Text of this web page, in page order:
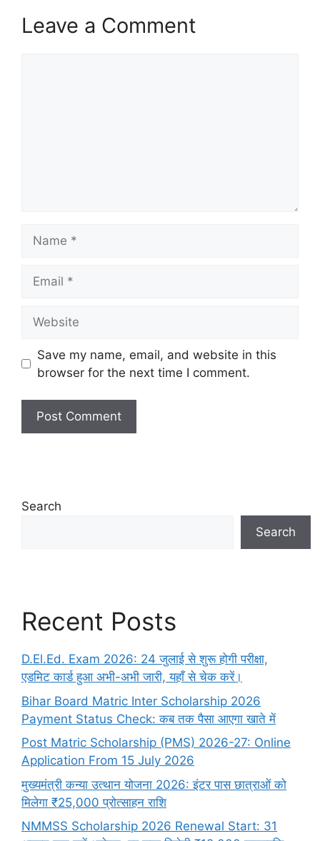
Leave a Comment
Save my name, email, and website in this
browser for the next time I comment.
Search
Search
Recent Posts
D.El.Ed. Exam 2026: 24 जुलाई से शुरू होगी परीक्षा,
एडमिट कार्ड हुआ अभी-अभी जारी, यहाँ से चेक करें।
Bihar Board Matric Inter Scholarship 2026
Payment Status Check: कब तक पैसा आएगा खाते में
Post Matric Scholarship (PMS) 2026-27: Online
Application From 15 July 2026
मुख्यमंत्री कन्या उत्थान योजना 2026: इंटर पास छात्राओं को
मिलेगा ₹25,000 प्रोत्साहन राशि
NMMSS Scholarship 2026 Renewal Start: 31